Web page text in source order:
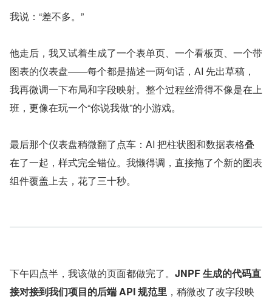
我说：“差不多。”
他走后，我又试着生成了一个表单页、一个看板页、一个带
图表的仪表盘——每个都是描述一两句话，AI 先出草稿，
我再微调一下布局和字段映射。整个过程丝滑得不像是在上
班，更像在玩一个“你说我做”的小游戏。
最后那个仪表盘稍微翻了点车：AI 把柱状图和数据表格叠
在了一起，样式完全错位。我懒得调，直接拖了个新的图表
组件覆盖上去，花了三十秒。
下午四点半，我该做的页面都做完了。 JNPF 生成的代码直
接对接到我们项目的后端 API 规范里 ，稍微改了改字段映